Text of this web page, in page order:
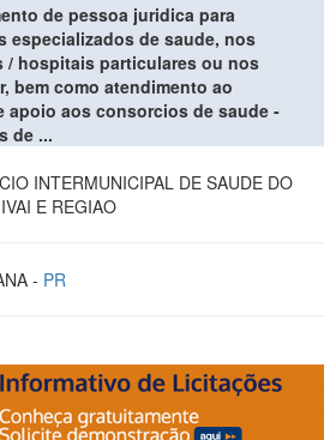
de pessoa juridica para
especializados de saude, nos
hospitais particulares ou nos
bem como atendimento ao
apoio aos consorcios de saude -
de ...
INTERMUNICIPAL DE SAUDE DO
E REGIAO
- PR